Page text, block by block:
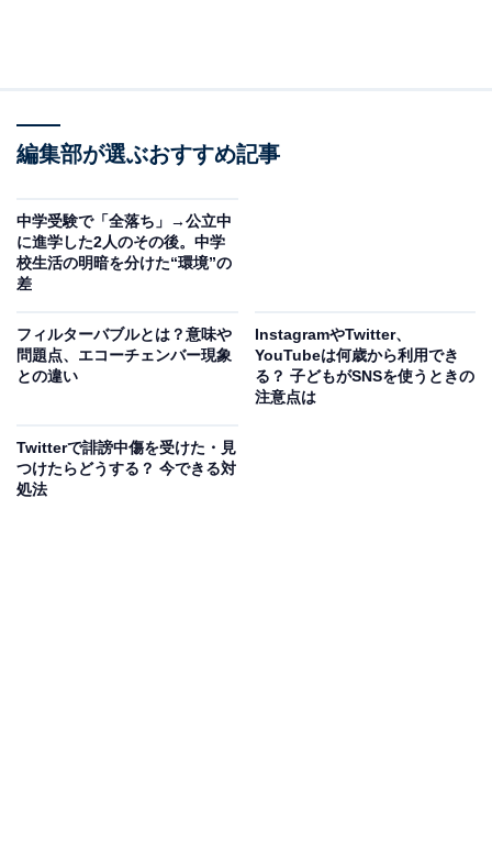
る人がいます。影響力のある人に拡散されて一気に炎上
するパターンが多くなっている気がします。炎上スピー
木さん、以下同）
編集部が選ぶおすすめ記事
中学受験で「全落ち」→公立中
に進学した2人のその後。中学
校生活の明暗を分けた“環境”の
差
フィルターバブルとは？意味や
問題点、エコーチェンバー現象
との違い
InstagramやTwitter、
YouTubeは何歳から利用でき
る？ 子どもがSNSを使うときの
注意点は
Twitterで誹謗中傷を受けた・見
つけたらどうする？ 今できる対
処法